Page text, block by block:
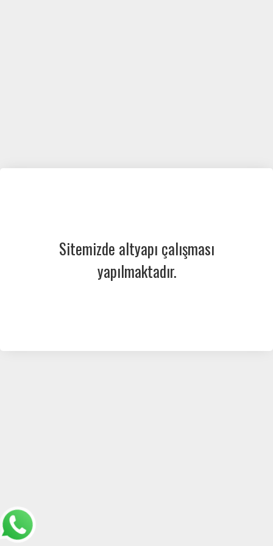
Sitemizde altyapı çalışması
yapılmaktadır.